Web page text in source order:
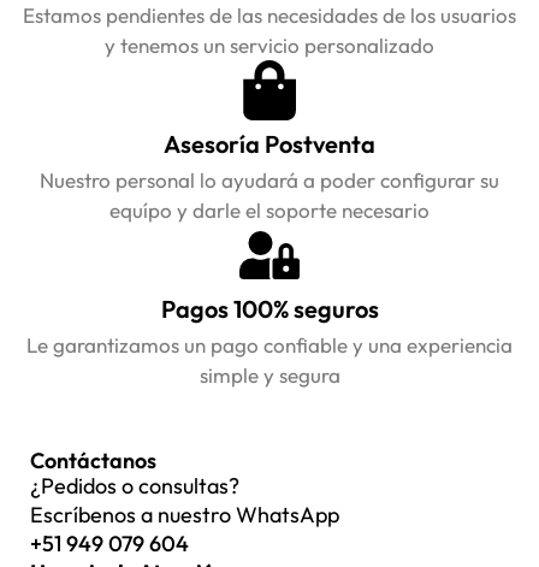
Estamos pendientes de las necesidades de los usuarios
y tenemos un servicio personalizado
Asesoría Postventa
Nuestro personal lo ayudará a poder configurar su
equípo y darle el soporte necesario
Pagos 100% seguros
Le garantizamos un pago confiable y una experiencia
simple y segura
Contáctanos
¿Pedidos o consultas?
Escríbenos a nuestro WhatsApp
+51 949 079 604